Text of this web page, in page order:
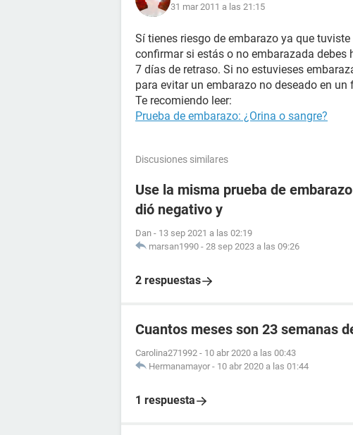
31 mar 2011 a las 21:15
Sí tienes riesgo de embarazo ya que
confirmar si estás o no embarazada
7 días de retraso. Si no estuvieses
para evitar un embarazo no deseado en un
Te recomiendo leer:
Prueba de embarazo: ¿Orina o sangre?
Discusiones similares
Use la misma prueba de
dió negativo y
Dan - 13 sep 2021 a las 02:19
marsan1990 - 28 sep 2023 a las 09:26
2 respuestas
Cuantos meses son 23 semanas
Carolina271992 - 10 abr 2020 a las 00:43
Hermanamayor - 10 abr 2020 a las 01:44
1 respuesta